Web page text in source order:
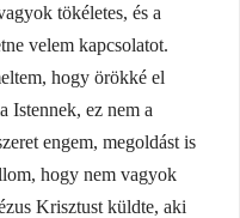
tökéletes, és a
velem kapcsolatot.
hogy örökké el
Istennek, ez nem a
engem, megoldást is
hogy nem vagyok
Krisztust küldte, aki